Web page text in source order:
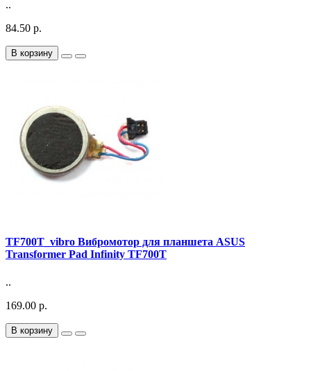
..
84.50 р.
В корзину
TF700T_vibro Вибромотор для планшета ASUS
Transformer Pad Infinity TF700T
..
169.00 р.
В корзину